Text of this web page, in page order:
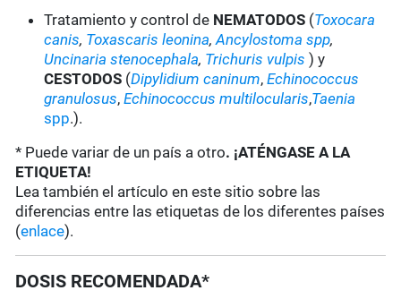
Tratamiento y control de NEMATODOS (Toxocara
canis, Toxascaris leonina,Ancylostoma spp,
Uncinaria stenocephala, Trichuris vulpis ) y
CESTODOS (Dipylidium caninum,Echinococcus
granulosus,Echinococcus multilocularis,Taenia
spp.).
* Puede variar de un país a otro. ¡ATÉNGASE A LA
ETIQUETA!
Lea también el artículo en este sitio sobre las
diferencias entre las etiquetas de los diferentes países
(enlace).
DOSIS RECOMENDADA*